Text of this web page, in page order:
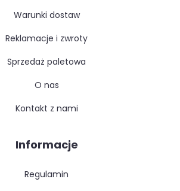
warunki dostaw
reklamacje i zwroty
sprzedaż paletowa
o nas
kontakt z nami
Informacje
regulamin